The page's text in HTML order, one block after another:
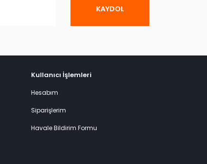
KAYDOL
Kullanıcı İşlemleri
Hesabım
Siparişlerim
Havale Bildirim Formu